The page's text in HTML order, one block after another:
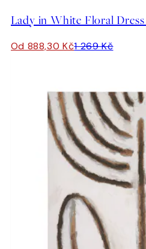
Lady in White Floral
Od 888,30 Kč1 269 Kč